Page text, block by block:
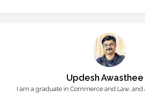
Updesh Awasthee
I am a graduate in Commerce and Law,